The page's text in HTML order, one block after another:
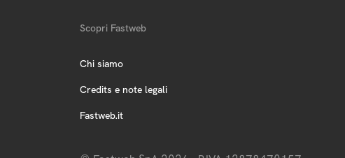
Scopri Fastweb
Chi siamo
Credits e note legali
Fastweb.it